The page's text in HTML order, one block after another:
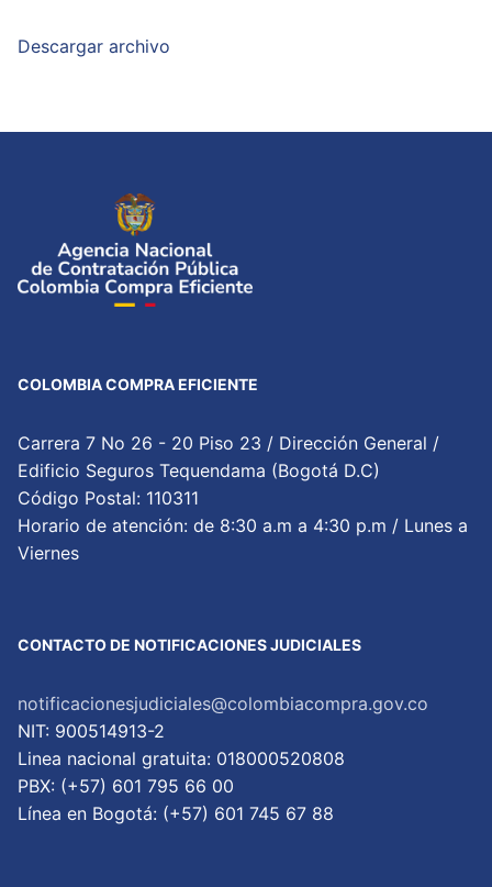
Descargar archivo
COLOMBIA COMPRA EFICIENTE
Carrera 7 No 26 - 20 Piso 23 / Dirección General /
Edificio Seguros Tequendama (Bogotá D.C)
Código Postal: 110311
Horario de atención: de 8:30 a.m a 4:30 p.m / Lunes a
Viernes
CONTACTO DE NOTIFICACIONES JUDICIALES
notificacionesjudiciales@colombiacompra.gov.co
NIT: 900514913-2
Linea nacional gratuita: 018000520808
PBX: (+57) 601 795 66 00
Lí­nea en Bogotá: (+57) 601 745 67 88